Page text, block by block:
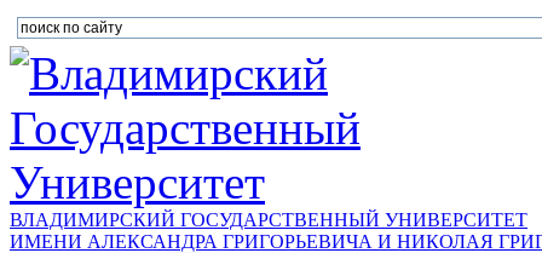
ВЛАДИМИРСКИЙ ГОСУДАРСТВЕННЫЙ УНИВЕРСИТЕТ
ИМЕНИ АЛЕКСАНДРА ГРИГОРЬЕВИЧА И НИКОЛАЯ